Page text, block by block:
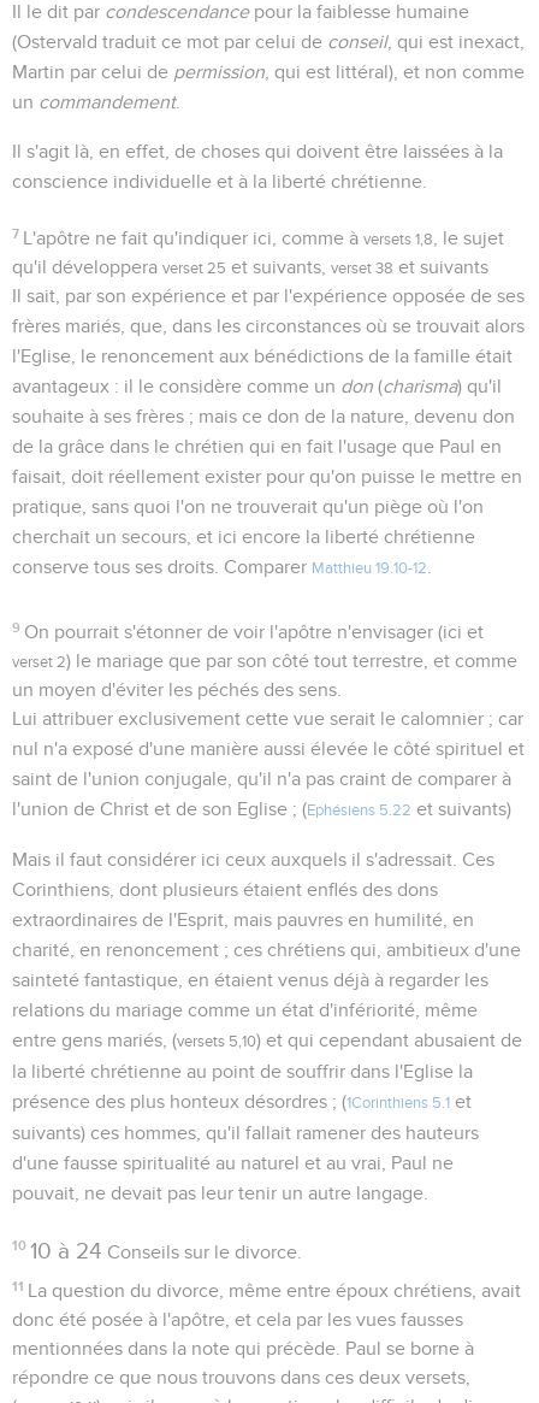
Il le dit par condescendancepour la faiblesse humaine
(Ostervald traduit ce mot par celui de conseil, qui est inexact,
Martin par celui de permission , qui est littéral), et non comme
un commandement.
Il s'agit là, en effet, de choses qui doivent être laissées à la
conscience individuelle et à la liberté chrétienne.
7 L'apôtre ne fait qu'indiquer ici, comme àversets 1,8
, le sujet
qu'il développera verset 25 et suivants, verset 38 et suivants
Il sait, par son expérience et par l'expérience opposée de ses
frères mariés, que, dans les circonstances où se trouvait alors
l'Eglise, le renoncement aux bénédictions de la famille était
avantageux : il le considère comme un don (charisma) qu'il
souhaite à ses frères ; mais ce don de la nature, devenu don
de la grâce dans le chrétien qui en fait l'usage que Paul en
faisait, doit réellement exister pour qu'on puisse le mettre en
pratique, sans quoi l'on ne trouverait qu'un piège où l'on
cherchait un secours, et ici encore la liberté chrétienne
conserve tous ses droits. Comparer Matthieu 19.10-12
9 On pourrait s'étonner de voir l'apôtre n'envisager (ici et
verset 2) le mariage que par son côté tout terrestre, et comme
un moyen d'éviter les péchés des sens.
Lui attribuer exclusivement cette vue serait le calomnier ; car
nul n'a exposé d'une manière aussi élevée le côté spirituel et
saint de l'union conjugale, qu'il n'a pas craint de comparer à
l'union de Christ et de son Eglise ; (Ephésiens 5.22 et suivants)
Mais il faut considérer ici ceux auxquels il s'adressait. Ces
Corinthiens, dont plusieurs étaient enflés des dons
extraordinaires de l'Esprit, mais pauvres en humilité, en
charité, en renoncement ; ces chrétiens qui, ambitieux d'une
sainteté fantastique, en étaient venus déjà à regarder les
relations du mariage comme un état d'infériorité, même
entre gens mariés, (versets 5,10) et qui cependant abusaient de
la liberté chrétienne au point de souffrir dans l'Eglise la
présence des plus honteux désordres ; (1Corinthiens 5.1 et
suivants) ces hommes, qu'il fallait ramener des hauteurs
d'une fausse spiritualité au naturel et au vrai, Paul ne
pouvait, ne devait pas leur tenir un autre langage.
10 10 à 24 Conseils sur le divorce.
11 La question du divorce, même entre époux chrétiens, avait
donc été posée à l'apôtre, et cela par les vues fausses
mentionnées dans la note qui précède. Paul se borne à
répondre ce que nous trouvons dans ces deux versets,